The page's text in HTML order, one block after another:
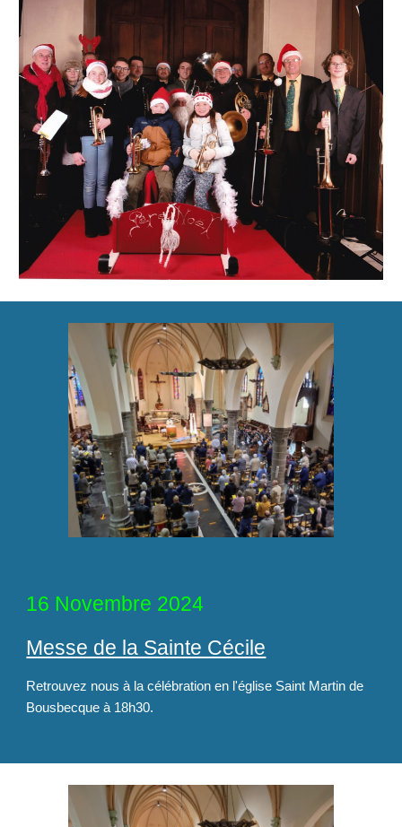
16 Novembre 2024
Messe de la Sainte Cécile
Retrouvez nous à la célébration en l'église Saint Martin de
Bousbecque à 18h30.